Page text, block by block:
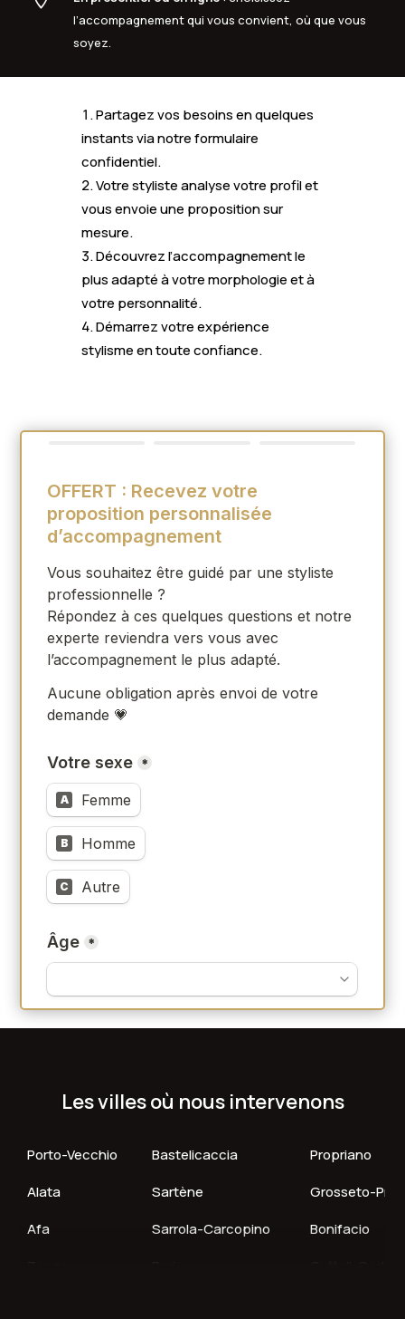
l’accompagnement qui vous convient, où que vous
soyez.
Partagez vos besoins en quelques
instants via notre formulaire
confidentiel.
Votre styliste analyse votre profil et
vous envoie une proposition sur
mesure.
Découvrez l’accompagnement le
plus adapté à votre morphologie et à
votre personnalité.
Démarrez votre expérience
stylisme en toute confiance.
Les villes où nous intervenons
Porto-Vecchio Bastelicaccia
Propriano
Alata
Sartène
Grosseto-
Afa
Sarrola-Carcopino
Bonifacio